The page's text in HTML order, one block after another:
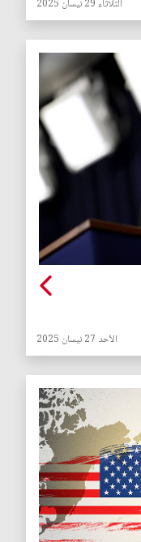
الثلاثاء 29 نيسان 2025
الأحد 27 نيسان 2025